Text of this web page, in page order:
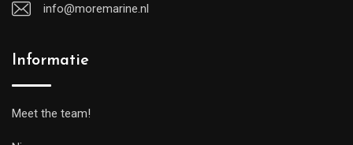
info@moremarine.nl
Informatie
Meet the team!